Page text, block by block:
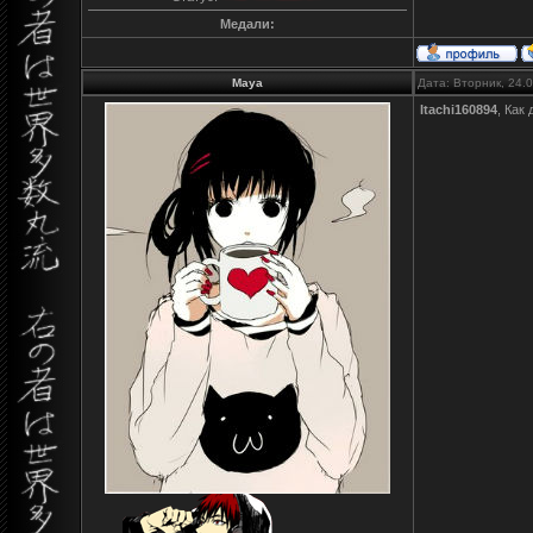
Медали:
Maya Дата: Вторник,
Itachi160894 , Как